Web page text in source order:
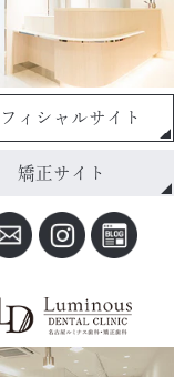
ィシャルサイト
矯正サイト